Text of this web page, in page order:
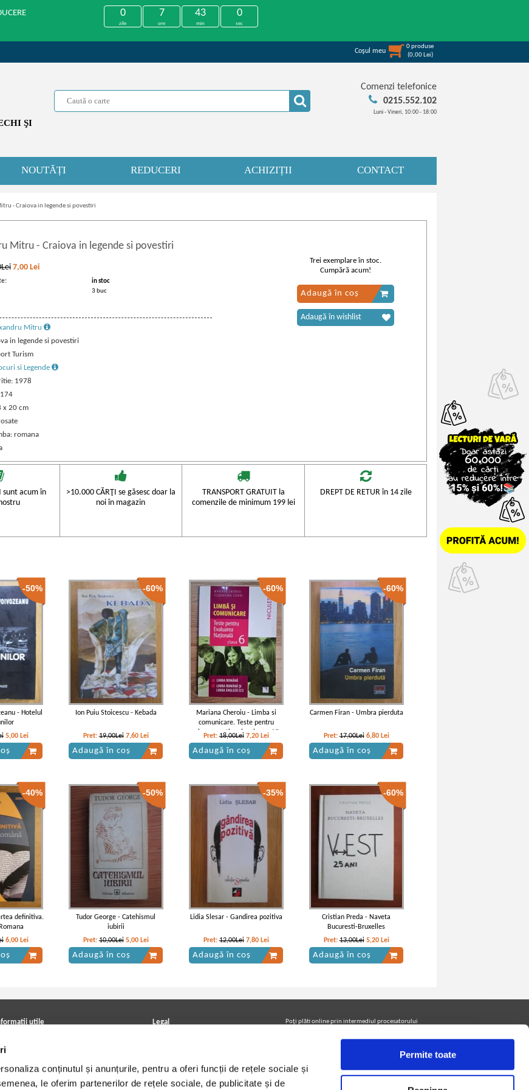
conținutul și anunțurile, pentru a oferi funcții de rețele sociale și
le oferim partenerilor de rețele sociale, de publicitate și de
Permite toate
0
zile
7
ore
43
min
0
sec
Coşul meu
0produse
(0,00 Lei)
ŞI
Comenzi telefonice
0215.552.102
Luni - Vineri, 10:00 - 18:00
NOUTĂȚI REDUCERI ACHIZIȚII CONTACT
- Craiova in legende si povestiri
Mitru - Craiova in legende si povestiri
7,00 Lei
in stoc
3 buc
Mitru
in legende si povestiri
Turism
si Legende
1978
x 20 cm
romana
Trei exemplare în stoc.
Cumpără acum!
Adaugă în coș
Adaugă în wishlist
sunt acum în
>10.000 CĂRŢI se găsesc doar la
noi în magazin
TRANSPORT GRATUIT la
comenzile de minimum 199 lei
DREPT DE RETUR în 14 zile
-50%
- Hotelul
5,00 Lei
-60%
Ion Puiu Stoicescu - Kebada
Pret:19,00Lei 7,60 Lei
Adaugă în coș
-60%
Mariana Cheroiu - Limba si
comunicare. Teste pentru
evaluarea nationala, clasa a VI-a
Pret:18,00Lei 7,20 Lei
Adaugă în coș
-60%
Carmen Firan - Umbra pierduta
Pret:17,00Lei 6,80 Lei
Adaugă în coș
-40%
definitiva.
6,00 Lei
-50%
Tudor George - Catehismul
iubirii
Pret:10,00Lei 5,00 Lei
Adaugă în coș
-35%
Lidia Slesar - Gandirea pozitiva
Pret:12,00Lei 7,80 Lei
Adaugă în coș
-60%
Cristian Preda - Naveta
Bucuresti-Bruxelles
Pret:13,00Lei 5,20 Lei
Adaugă în coș
utile
viniluri, casete, CD/DVD
cumpar?
de livrare
Legal
Termeni si conditii
Utilizare cookie-uri
Poţi plăti online prin intermediul procesatorului
Urmăreşte-ne pe facebook pentru a fi la curent cu